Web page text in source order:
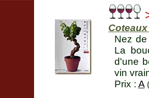
Nez
La
d'une
vin
Prix : A